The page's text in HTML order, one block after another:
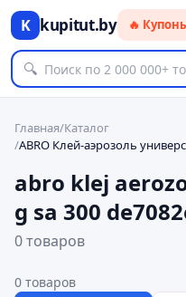
K kupitut.by 🔥
🔍
Главная/Каталог
/ABRO Клей-аэрозоль
abro klej
g sa 300
0 товаров
0 товаров